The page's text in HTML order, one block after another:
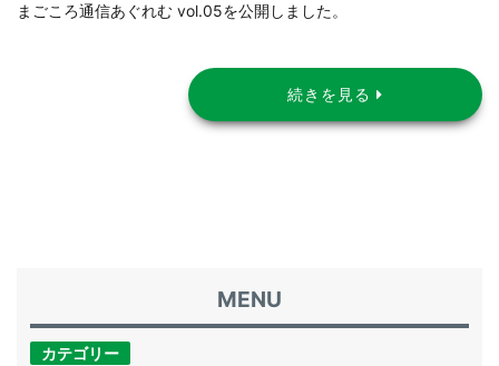
まごころ通信あぐれむ vol.05を公開しました。
続きを見る
カテゴリー